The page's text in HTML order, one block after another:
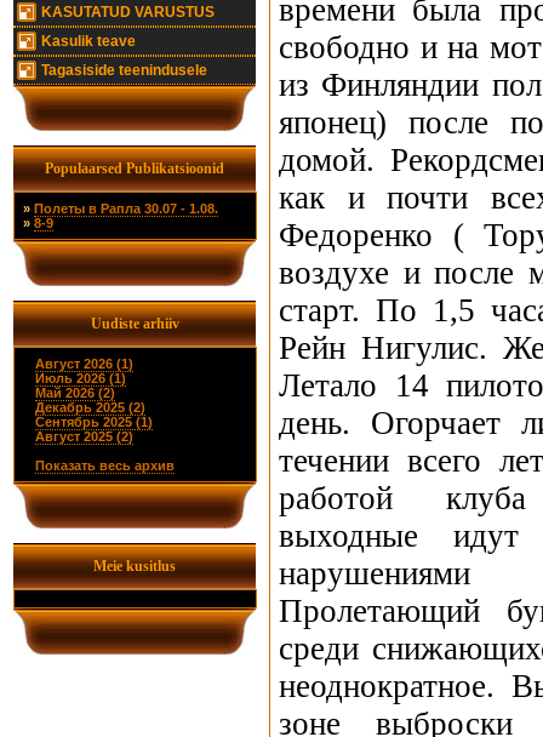
KASUTATUD VARUSTUS
Kasulik teave
Tagasiside teenindusele
Populaarsed Publikatsioonid
» Полеты в Рапла 30.07 - 1.08.
» 8-9
Uudiste arhiiv
Август 2026 (1)
Июль 2026 (1)
Май 2026 (2)
Декабрь 2025 (2)
Сентябрь 2025 (1)
Август 2025 (2)
Показать весь архив
Meie kusitlus
времени была
свободно и на
из Финляндии
японец) после
домой.
как и почти
Федоренко (
воздухе и после
старт. По 1,5
Рейн Нигулис.
Летало 14
день. Огорчает
течении всего
работой
выходные идут
Пролетающий
среди
неоднократное.
зоне